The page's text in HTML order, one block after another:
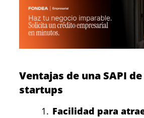
Ventajas de una SAPI
startups
Facilidad para